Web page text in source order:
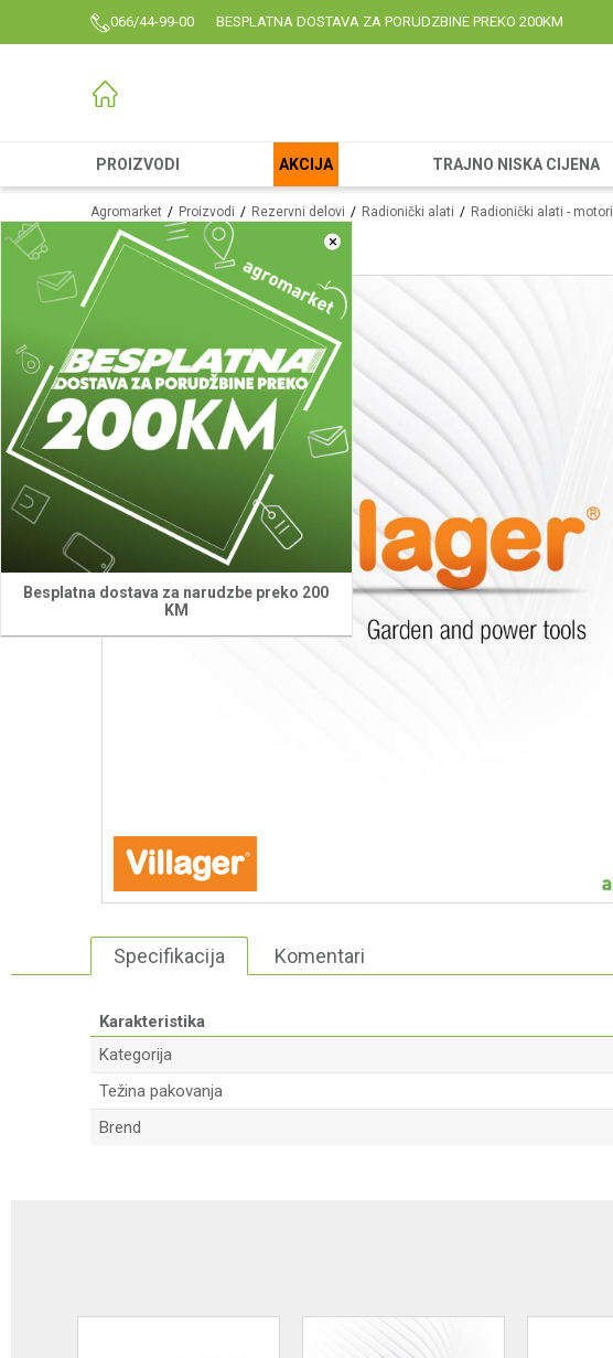
066/44-99-00 BESPLATNA DOSTAVA ZA PORUDZBINE PREKO 200KM
PROIZVODI AKCIJA TRAJNO NISKA CIJENA
×
Besplatna dostava za narudzbe preko 200
KM
Agromarket Proizvodi Rezervni delovi Radionički alati Radionički alati - motori
Specifikacija Komentari
Karakteristika
Kategorija
Težina pakovanja
Brend